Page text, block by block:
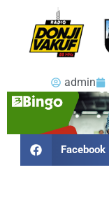
admin
Facebook